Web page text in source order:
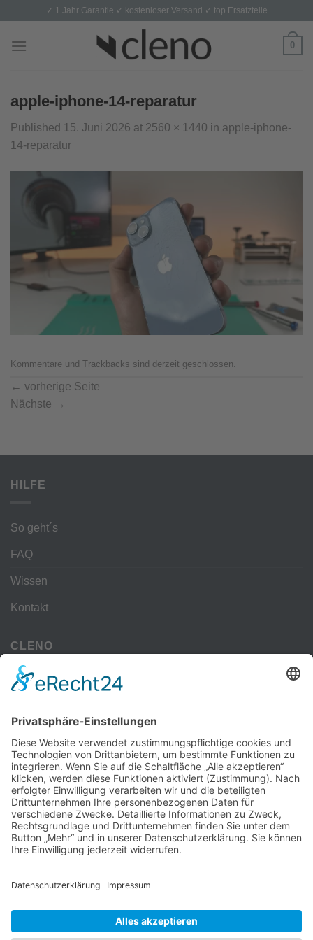
content
✓ 1 Jahr Garantie ✓ kostenloser Versand ✓ top Ersatzteile
0
apple-iphone-14-reparatur
Published 15. Juni 2026 at 2560 × 1440 in apple-iphone-
14-reparatur
Kommentare und Trackbacks sind derzeit geschlossen.
← vorherige Seite
Nächste →
HILFE
So geht´s
FAQ
Wissen
Kontakt
CLENO
Alle Vorteile
kostenloser Versand
Deine Zahlmöglichkeiten
MEHR
Alte iPhone Modelle
Vertrag Widerrufen